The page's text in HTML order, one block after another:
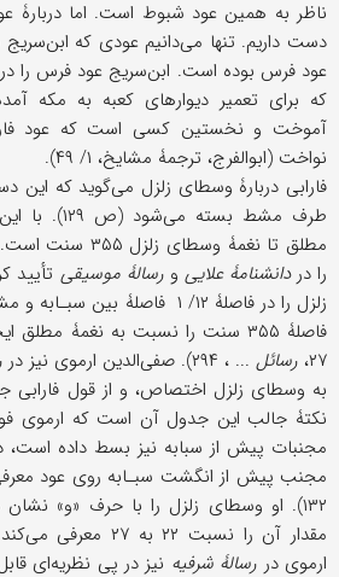
ناظر به همین عود شبوط است. اما دربارۀ
دست داریم. تنها می‌دانیم عودی که
عود فرس بوده است. ابن‌سریج عود فرس را
که برای تعمیر دیوارهای کعبه به مکه
آموخت و نخستین کسی است که عود
نواخت (ابوالفرج، ترجمۀ مشایخ، ۱/ ۴۹).
طرف مشط
مطلق تا نغمۀ
را دردانشنامۀ علایی ورسالۀ موسیقی تأیید
زلزل را در فاصلۀ ۱۲/ ۱ فاصلۀ
فاصلۀ ۳۵۵ سنت را نسبت به نغمۀ مطلق ایجاد می‌کند (
۲۷، رسائل ... ، ۲۹۴). صفی‌الدین ارموی نیز در
به وسطای زلزل اختصاص، و از قول
نکتۀ جالب این جدول آن است که ارموی
مجنبات پیش از سبابه نیز بسط داده است،
مجنب پیش از انگشت سبـابه روی عود
مقدار آن را نسبت
ارموی در رسالۀ شرفیه نیز در پی نظریه‌ای